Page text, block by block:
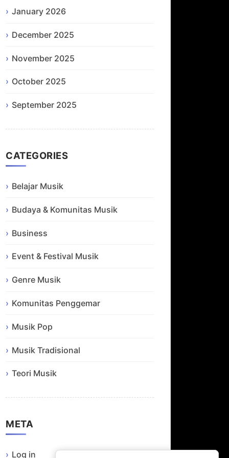
January 2026
December 2025
November 2025
October 2025
September 2025
CATEGORIES
Belajar Musik
Budaya & Komunitas Musik
Business
Event & Festival Musik
Genre Musik
Komunitas Penggemar
Musik Pop
Musik Tradisional
Teori Musik
META
Log in